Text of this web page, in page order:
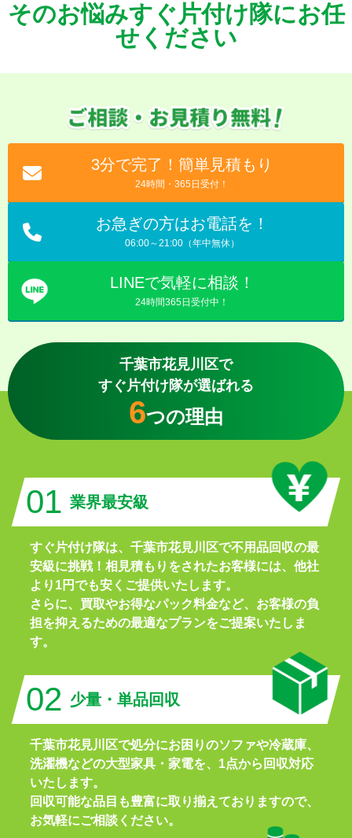
そのお悩みすぐ片付け隊にお任
せください
3分で完了！簡単見積もり
24時間・365日受付！
お急ぎの方はお電話を！
06:00～21:00（年中無休）
LINEで気軽に相談！
24時間365日受付中！
千葉市花見川区で
すぐ片付け隊が選ばれる
6つの理由
01 業界最安級
すぐ片付け隊は、千葉市花見川区で不用品回収の最
安級に挑戦！相見積もりをされたお客様には、他社
より1円でも安くご提供いたします。
さらに、買取やお得なパック料金など、お客様の負
担を抑えるための最適なプランをご提案いたしま
す。
02 少量・単品回収
千葉市花見川区で処分にお困りのソファや冷蔵庫、
洗濯機などの大型家具・家電を、1点から回収対応
いたします。
回収可能な品目も豊富に取り揃えておりますので、
お気軽にご相談ください。